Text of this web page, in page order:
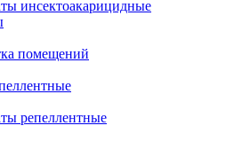
инсектоакарицидные
помещений
репеллентные